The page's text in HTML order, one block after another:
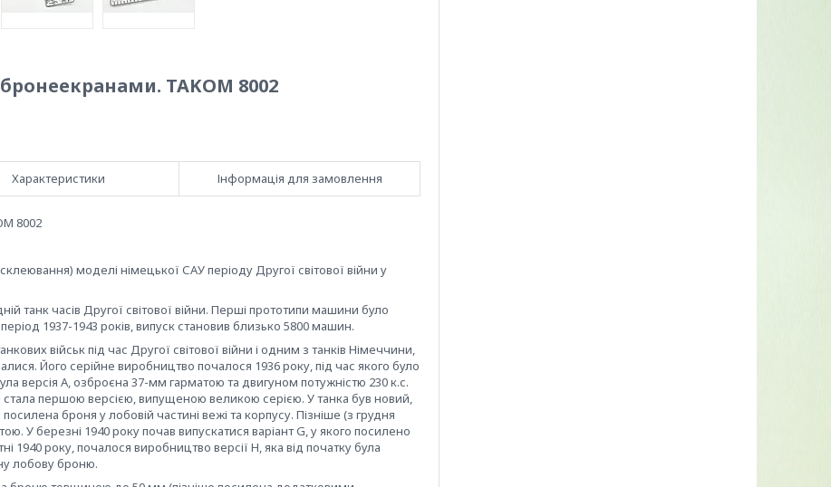
TAKOM 8002
Характеристики Інформація для замовлення
8002
моделі німецької САУ періоду Другої світової війни у
танк часів Другої світової війни. Перші прототипи машини було
1937-1943 років, випуск становив близько 5800 машин.
військ під час Другої світової війни і одним з танків Німеччини,
Його серійне виробництво почалося 1936 року, під час якого було
версія A, озброєна 37-мм гарматою та двигуном потужністю 230 к.с.
стала першою версією, випущеною великою серією. У танка був новий,
броня у лобовій частині вежі та корпусу. Пізніше (з грудня
У березні 1940 року почав випускатися варіант G, у якого посилено
року, почалося виробництво версії H, яка від початку була
лобову броню.